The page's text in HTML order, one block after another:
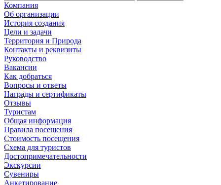
Компания
Об организации
История создания
Цели и задачи
Территория и Природа
Контакты и реквизиты
Руководство
Вакансии
Как добраться
Вопросы и ответы
Награды и сертификаты
Отзывы
Туристам
Общая информация
Правила посещения
Стоимость посещения
Схема для туристов
Достопримечательности
Экскурсии
Сувениры
Анкетирование